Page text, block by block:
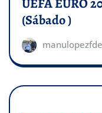
UEFA EURO
(Sábado )